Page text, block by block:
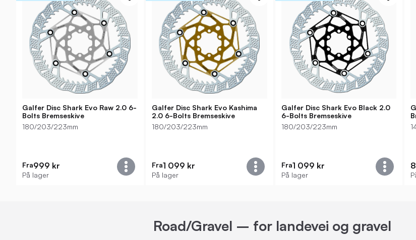
Galfer Disc Shark Evo Raw 2.0 6-
Bolts Bremseskive
180/203/223mm
Fra999 kr
På lager
Galfer Disc Shark Evo Kashima
2.0 6-Bolts Bremseskive
180/203/223mm
Fra1 099 kr
På lager
Galfer Disc Shark Evo Black 2.0
6-Bolts Bremseskive
180/203/223mm
Fra1 099 kr
På lager
Road/Gravel – for landevei og gravel